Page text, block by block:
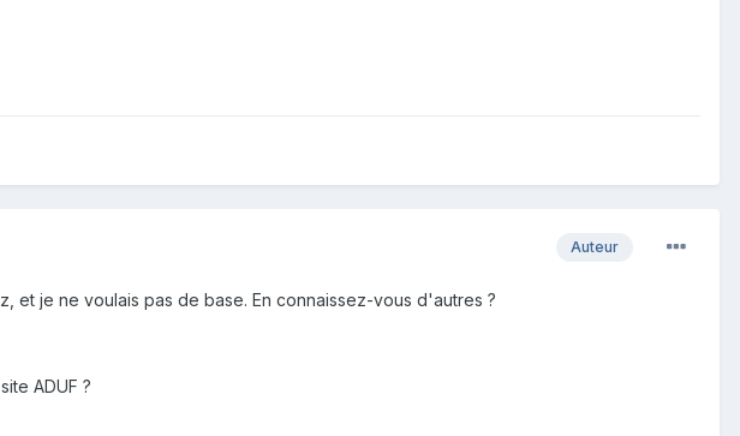
Auteur
et je ne voulais pas de base. En connaissez-vous d'autres ?
ADUF ?